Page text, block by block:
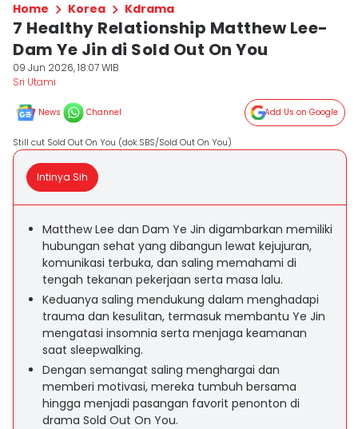
Home Korea Kdrama
7 Healthy Relationship Matthew Lee-
Dam Ye Jin di Sold Out On You
09 Jun 2026, 18:07 WIB
Sri Utami
News Channel Add Us on Google
Still cut Sold Out On You (dok.SBS/Sold Out On You)
Intinya Sih
Matthew Lee dan Dam Ye Jin digambarkan memiliki
hubungan sehat yang dibangun lewat kejujuran,
komunikasi terbuka, dan saling memahami di
tengah tekanan pekerjaan serta masa lalu.
Keduanya saling mendukung dalam menghadapi
trauma dan kesulitan, termasuk membantu Ye Jin
mengatasi insomnia serta menjaga keamanan
saat sleepwalking.
Dengan semangat saling menghargai dan
memberi motivasi, mereka tumbuh bersama
hingga menjadi pasangan favorit penonton di
drama Sold Out On You.